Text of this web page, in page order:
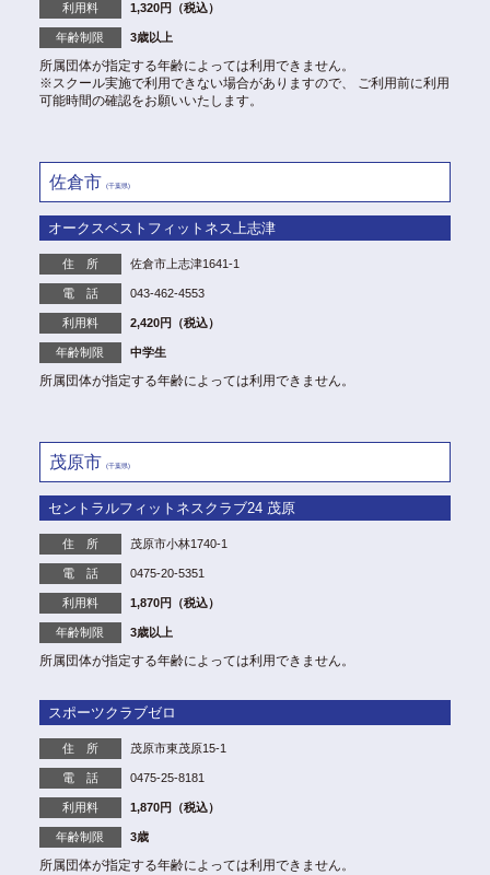
利用料 1,320円（税込）
年齢制限 3歳以上
所属団体が指定する年齢によっては利用できません。
※スクール実施で利用できない場合がありますので、 ご利用前に利用
可能時間の確認をお願いいたします。
佐倉市 (千葉県)
オークスベストフィットネス上志津
住 所 佐倉市上志津1641-1
電 話 043-462-4553
利用料 2,420円（税込）
年齢制限 中学生
所属団体が指定する年齢によっては利用できません。
茂原市 (千葉県)
セントラルフィットネスクラブ24 茂原
住 所 茂原市小林1740-1
電 話 0475-20-5351
利用料 1,870円（税込）
年齢制限 3歳以上
所属団体が指定する年齢によっては利用できません。
スポーツクラブゼロ
住 所 茂原市東茂原15-1
電 話 0475-25-8181
利用料 1,870円（税込）
年齢制限 3歳
所属団体が指定する年齢によっては利用できません。